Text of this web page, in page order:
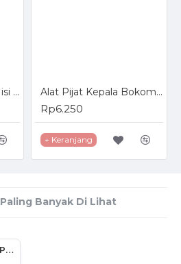
Masker Duckbill 3 Ply isi 50 Pcs Dewasa Duck Bill Mask Alat Pijat Kepala Bokoma Refleksi Manual Head Massager
Rp6.250
+ Keranjang
Paling Banyak Di Lihat
Luma Smile Pemutih dan Pemoles Gigi